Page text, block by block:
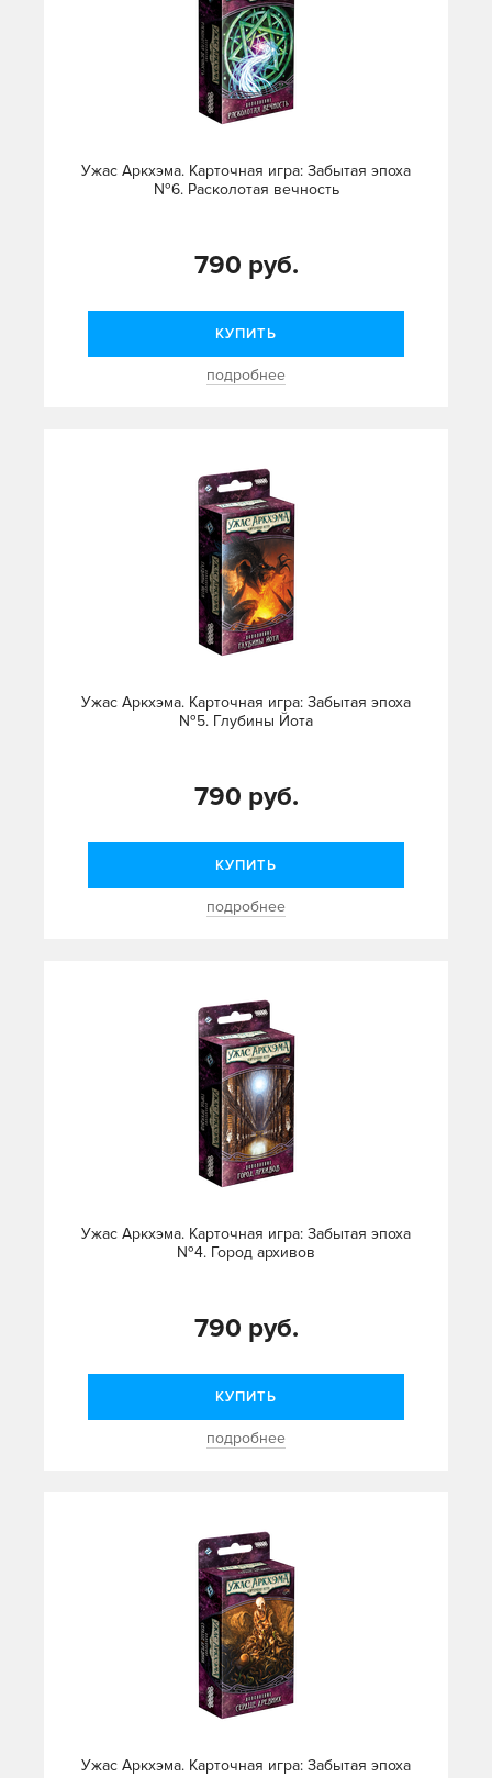
Ужас Аркхэма. Карточная игра: Забытая эпоха
№6. Расколотая вечность
790 руб.
КУПИТЬ
подробнее
Ужас Аркхэма. Карточная игра: Забытая эпоха
№5. Глубины Йота
790 руб.
КУПИТЬ
подробнее
Ужас Аркхэма. Карточная игра: Забытая эпоха
№4. Город архивов
790 руб.
КУПИТЬ
подробнее
Ужас Аркхэма. Карточная игра: Забытая эпоха